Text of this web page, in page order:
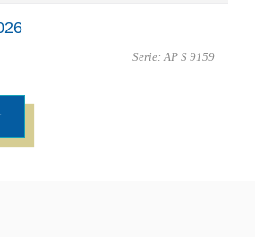
Serie: AP S 9159